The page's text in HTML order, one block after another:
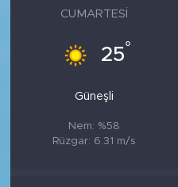
CUMARTESI
25°
Güneşli
Nem: %58
Rüzgar: 6.31 m/s